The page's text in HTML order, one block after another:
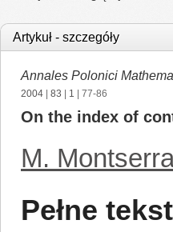
Artykuł - szczegóły
Annales Polonici
2004 83 1 | 77-86
On the index of
M.
Pełne